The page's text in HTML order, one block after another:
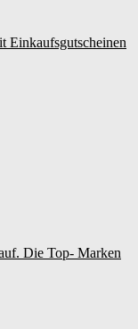
Einkaufsgutscheinen
Die Top- Marken